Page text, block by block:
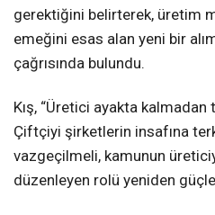
gerektiğini belirterek, üretim
emeğini esas alan yeni bir
çağrısında bulundu.
Kış, “Üretici ayakta kalmadan
Çiftçiyi şirketlerin insafına
vazgeçilmeli, kamunun
düzenleyen rolü yeniden